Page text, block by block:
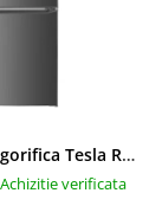
Combina frigorifica Tesla RC2600HXE, 262 l, Clasa E, Iluminare LED, dezghetare automata frigider, H 180 cm, Inox
Achizitie verificata